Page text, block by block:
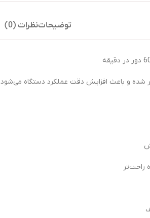
توضیحاتنظرات (0)
شده و باعث افزایش دقت عملکرد دستگاه می‌شود
راحت‌تر